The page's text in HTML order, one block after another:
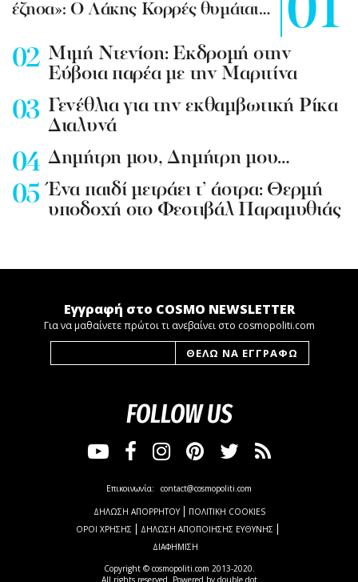
έζησα»: Ο Λάκης Κορρές θυμάται…
Mιμή Ντενίση: Εκδρομή στην
Εύβοια παρέα με την Μαριτίνα
Γενέθλια για την εκθαμβωτική Ρίκα
Διαλυνά
Δημήτρη μου, Δημήτρη μου…
Ένα παιδί μετράει τ’ άστρα: Θερμή
υποδοχή στο Φεστιβάλ Παραμυθιάς
Εγγραφή στο COSMO NEWSLETTER
Για να μαθαίνετε πρώτοι τι ανεβαίνει στο cosmopoliti.com
FOLLOW US
Copyright © cosmopoliti.com 2013-2020.
All rights reserved. Powered by double dot
Επικοινωνία: contact@cosmopoliti.com
ΔΗΛΩΣΗ ΑΠΟΡΡΗΤΟΥ
ΠΟΛΙΤΙΚΗ COOKIES
ΟΡΟΙ ΧΡΗΣΗΣ
ΔΗΛΩΣΗ ΑΠΟΠΟΙΗΣΗΣ ΕΥΘΥΝΗΣ
ΔΙΑΦΗΜΙΣΗ